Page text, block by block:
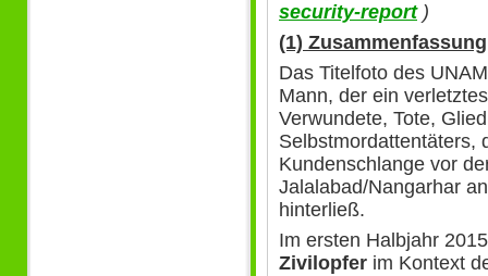
security-report)
(1) Zusammenfassung
Das Titelfoto des
Mann, der ein
Verwundete, Tote,
Selbstmordattentäters,
Kundenschlange vor
Jalalabad/Nangarhar
hinterließ.
Im ersten Halbjahr
Zivilopfer im Kontext